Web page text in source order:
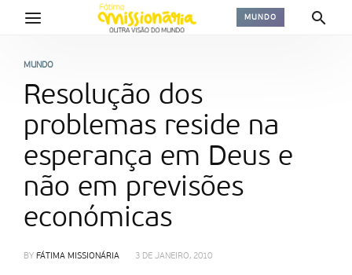
MUNDO
MUNDO
Resolução dos
problemas reside na
esperança em Deus e
não em previsões
económicas
BY FÁTIMA MISSIONÁRIA 3 DE JANEIRO, 2010